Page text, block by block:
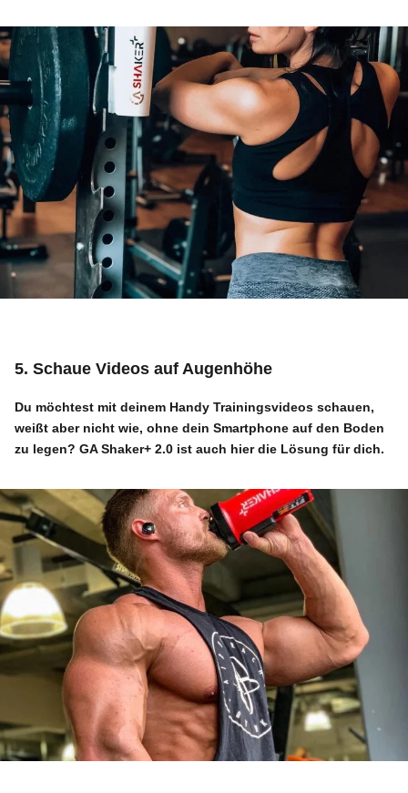
5. Schaue Videos auf Augenhöhe
Du möchtest mit deinem Handy Trainingsvideos schauen,
weißt aber nicht wie, ohne dein Smartphone auf den Boden
zu legen? GA Shaker+ 2.0 ist auch hier die Lösung für dich.